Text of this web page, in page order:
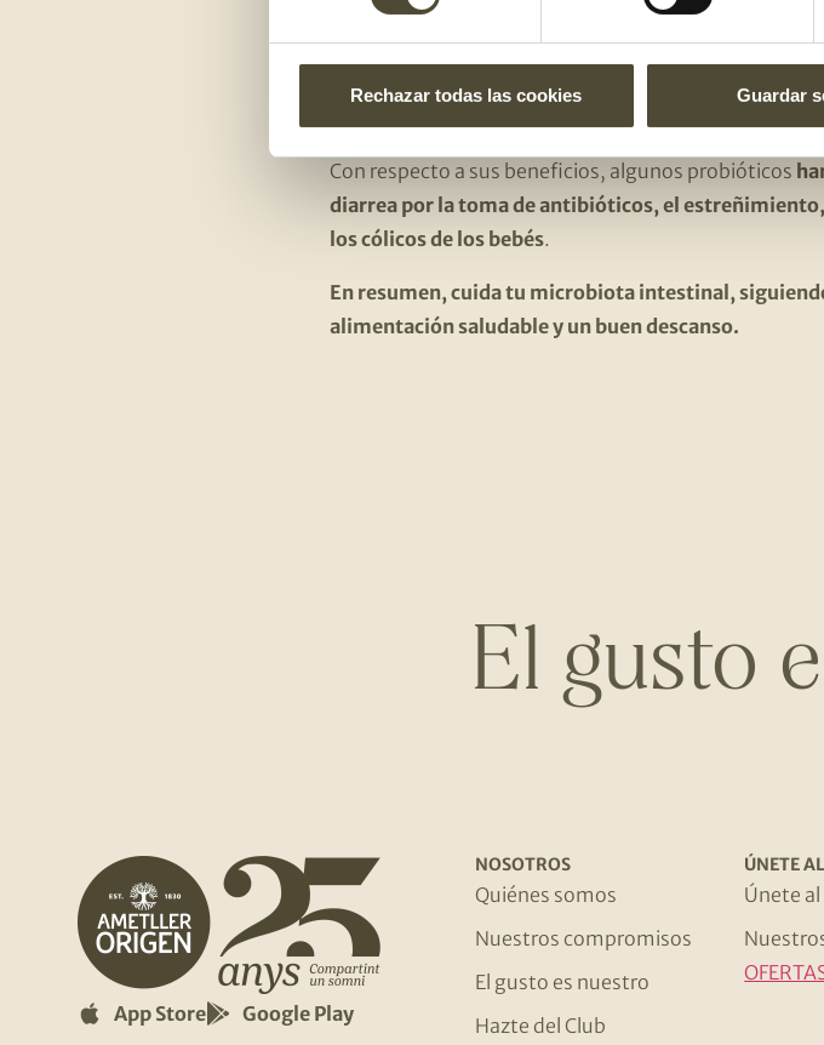
Rechazar todas las cookies Guardar
Así, por ejemplo,
el primer probiótico que se utilizó
beneficiosa, yotros alimentos fermentados.
complementos alimentarios a los que se les
Con respecto a sus beneficios, algunos probióticos
diarrea por la toma de antibióticos, el
los cólicos de los bebés.
En resumen, cuida tu microbiota intestinal,
alimentación saludable y un buen descanso.
El gusto
App Store Google Play
NOSOTROS
Quiénes somos
Nuestros compromisos
El gusto es nuestro
Hazte del Club
ÚNETE
Únete